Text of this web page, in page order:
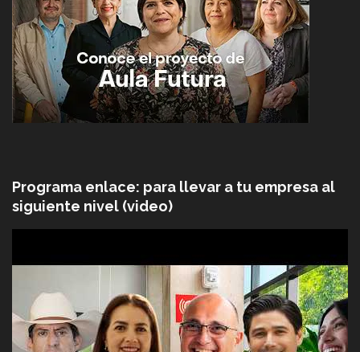
Programa enlace: para llevar a tu empresa al
siguiente nivel (video)